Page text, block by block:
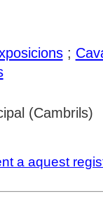
;
(Cambrils)
a aquest